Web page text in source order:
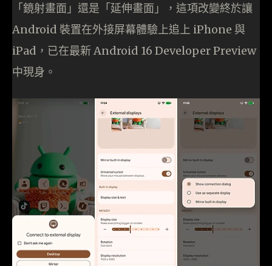
「鏡射畫面」還是「延伸畫面」，這項改變終於讓
Android 裝置在外接屏幕體驗上追上 iPhone 與
iPad，已在最新 Android 16 Developer Preview
中現身。